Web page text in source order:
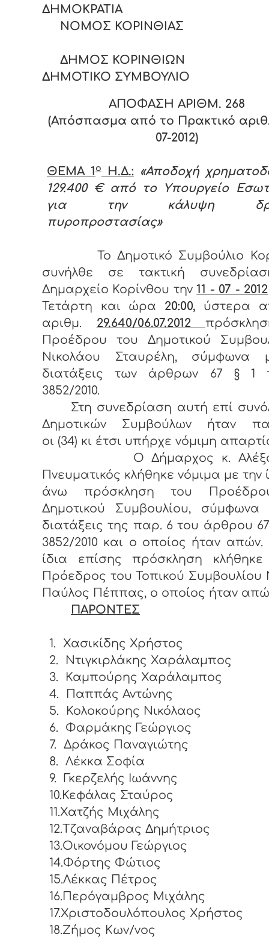
ΔΗΜΟΚΡΑΤΙΑ
ΝΟΜΟΣ ΚΟΡΙΝΘΙΑΣ
ΔΗΜΟΣ ΚΟΡΙΝΘΙΩΝ
ΔΗΜΟΤΙΚΟ ΣΥΜΒΟΥΛΙΟ
ΑΠΟΦΑΣΗ ΑΡΙΘΜ. 268
(Απόσπασμα από το Πρακτικό αριθ.
07-2012)
ΘΕΜΑ 1 οΗ.Δ.: «Αποδοχή
129.400 € από το Υπουργείο
για την κάλυψη
πυροπροστασίας»
Το Δημοτικό Συμβούλιο
συνήλθε σε τακτική
Δημαρχείο Κορίνθου την11 - 07 - 2012
Τετάρτη και ώρα 20:00, ύστερα
αριθμ. 29.640/06.07.2012
Προέδρου του Δημοτικού
Νικολάου Σταυρέλη, σύμφωνα
διατάξεις των άρθρων 67 § 1
3852/2010.
Στη συνεδρίαση αυτή επί
Δημοτικών Συμβούλων ήταν
οι (34) κι έτσι υπήρχε νόμιμη
Ο Δήμαρχος κ.
Πνευματικός κλήθηκε νόμιμα με την
άνω πρόσκληση του
Δημοτικού Συμβουλίου, σύμφωνα
διατάξεις της παρ. 6 του άρθρου
3852/2010 και ο οποίος ήταν
ίδια επίσης πρόσκληση
Πρόεδρος του Τοπικού Συμβουλίου
Παύλος Πέππας, ο οποίος ήταν
ΠΑΡΟΝΤΕΣ
1.
Χασικίδης Χρήστος
2.
Ντιγκιρλάκης Χαράλαμπος
3.
Καμπούρης Χαράλαμπος
4.
Παππάς Αντώνης
5.
Κολοκούρης Νικόλαος
6.
Φαρμάκης Γεώργιος
7.
Δράκος Παναγιώτης
8.
Λέκκα Σοφία
9.
Γκερζελής Ιωάννης
10.Κεφάλας Σταύρος
11.Χατζής Μιχάλης
12.Τζαναβάρας Δημήτριος
13.Οικονόμου Γεώργιος
14.Φόρτης Φώτιος
15.Λέκκας Πέτρος
16.Περόγαμβρος Μιχάλης
17.Χριστοδουλόπουλος Χρήστος
18.Ζήμος Κων/νος